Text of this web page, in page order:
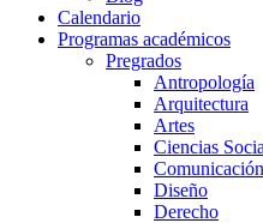
Calendario
Programas académicos
Pregrados
Antropología
Arquitectura
Artes
Ciencias
Diseño
Derecho